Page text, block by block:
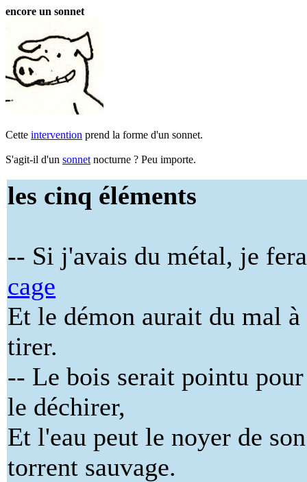
encore un sonnet
Cette intervention prend la forme d'un sonnet.
S'agit-il d'un sonnet nocturne ? Peu importe.
les cinq éléments
-- Si j'avais du métal, je
cage
Et le démon aurait du mal à
tirer.
-- Le bois serait pointu
le déchirer,
Et l'eau peut le noyer de son
torrent sauvage.